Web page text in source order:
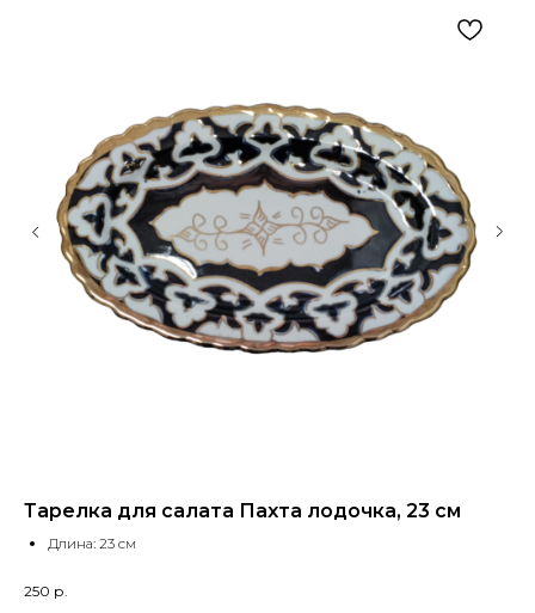
Тарелка для салата Пахта лодочка, 23 см
Длина: 23 см
250 р.